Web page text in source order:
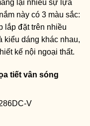
lại nhiều sự lựa
này có 3 màu sắc:
lắp đặt trên nhiều
kiểu dáng khác nhau,
kế nội ngoại thất.
tiết vân sóng